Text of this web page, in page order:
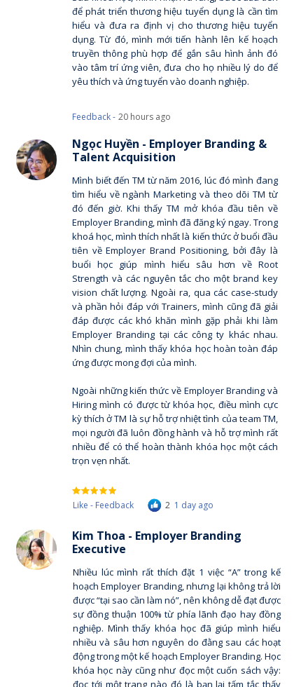
để phát triển thương hiệu tuyển dụng là cần tìm
hiểu và đưa ra định vị cho thương hiệu tuyển
dụng. Từ đó, mình mới tiến hành lên kế hoạch
truyền thông phù hợp để gắn sâu hình ảnh đó
vào tâm trí ứng viên, đưa cho họ nhiều lý do để
yêu thích và ứng tuyển vào doanh nghiệp.
Feedback - 20 hours ago
Mình biết đến TM từ năm 2016, lúc đó mình đang
tìm hiểu về ngành Marketing và theo dõi TM từ
đó đến giờ. Khi thấy TM mở khóa đầu tiên về
Employer Branding, mình đã đăng ký ngay. Trong
khoá học, mình thích nhất là kiến thức ở buổi đầu
tiên về Employer Brand Positioning, bởi đây là
buổi học giúp mình hiểu sâu hơn về Root
Strength và các nguyên tắc cho một brand key
vision chất lượng. Ngoài ra, qua các case-study
và phần hỏi đáp với Trainers, mình cũng đã giải
đáp được các khó khăn mình gặp phải khi làm
Employer Branding tại các công ty khác nhau.
Nhìn chung, mình thấy khóa học hoàn toàn đáp
ứng được mong đợi của mình.
Ngoài những kiến thức về Employer Branding và
Hiring mình có được từ khóa học, điều mình cực
kỳ thích ở TM là sự hỗ trợ nhiệt tình của team TM,
mọi người đã luôn đồng hành và hỗ trợ mình rất
nhiều để có thể hoàn thành khóa học một cách
trọn vẹn nhất.
Ngọc Huyền - Employer Branding &
Talent Acquisition
Like - Feedback 2 1 day ago
Nhiều lúc mình rất thích đặt 1 việc “A” trong kế
hoạch Employer Branding, nhưng lại không trả lời
được “tại sao cần làm nó”, nên không dễ đạt được
sự đồng thuận 100% từ phía lãnh đạo hay đồng
nghiệp. Mình thấy khóa học đã giúp mình hiểu
nhiều và sâu hơn nguyên do đằng sau các hoạt
động trong một kế hoạch Employer Branding. Học
khóa học này cũng như đọc một cuốn sách vậy:
đọc tới một trang nào đó là bạn lại tấm tắc thấy
Kim Thoa - Employer Branding
Executive